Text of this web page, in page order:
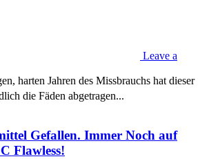
Leave a
harten Jahren des Missbrauchs hat dieser
die Fäden abgetragen...
Gefallen. Immer Noch auf
Flawless!